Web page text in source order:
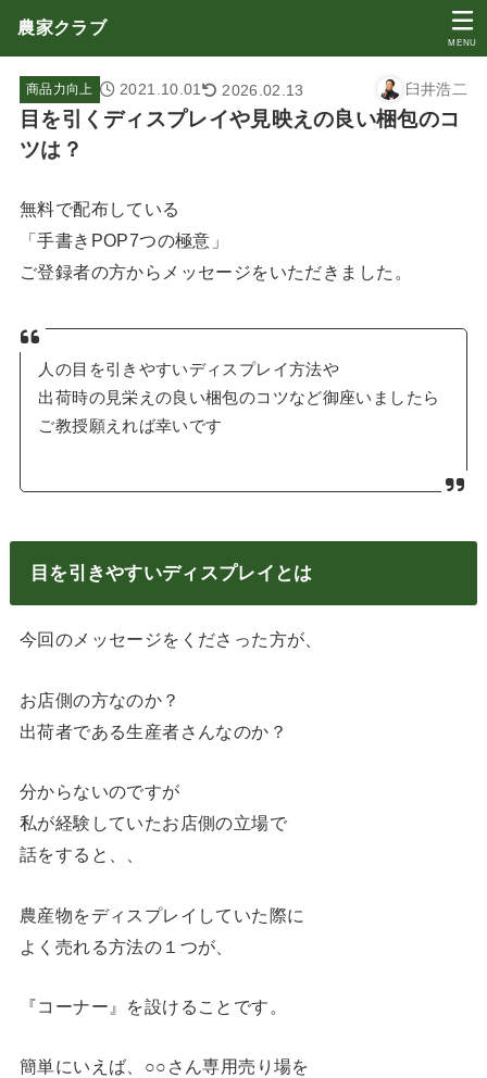
農家クラブ
MENU
商品力向上 2021.10.01 2026.02.13 臼井浩二
目を引くディスプレイや見映えの良い梱包のコ
ツは？
無料で配布している
「手書きPOP7つの極意」
ご登録者の方からメッセージをいただきました。
人の目を引きやすいディスプレイ方法や
出荷時の見栄えの良い梱包のコツなど御座いましたら
ご教授願えれば幸いです
目を引きやすいディスプレイとは
今回のメッセージをくださった方が、
お店側の方なのか？
出荷者である生産者さんなのか？
分からないのですが
私が経験していたお店側の立場で
話をすると、、
農産物をディスプレイしていた際に
よく売れる方法の１つが、
『コーナー』を設けることです。
簡単にいえば、○○さん専用売り場を